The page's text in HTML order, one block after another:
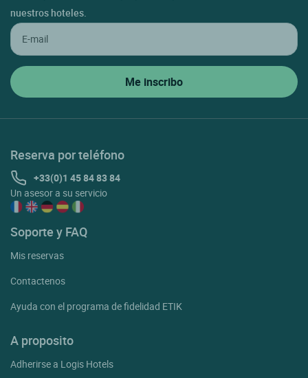
nuestros hoteles.
Reserva por teléfono
+33(0)1 45 84 83 84
Un asesor a su servicio
Soporte y FAQ
Mis reservas
Contactenos
Ayuda con el programa de fidelidad ETIK
A proposito
Adherirse a Logis Hotels